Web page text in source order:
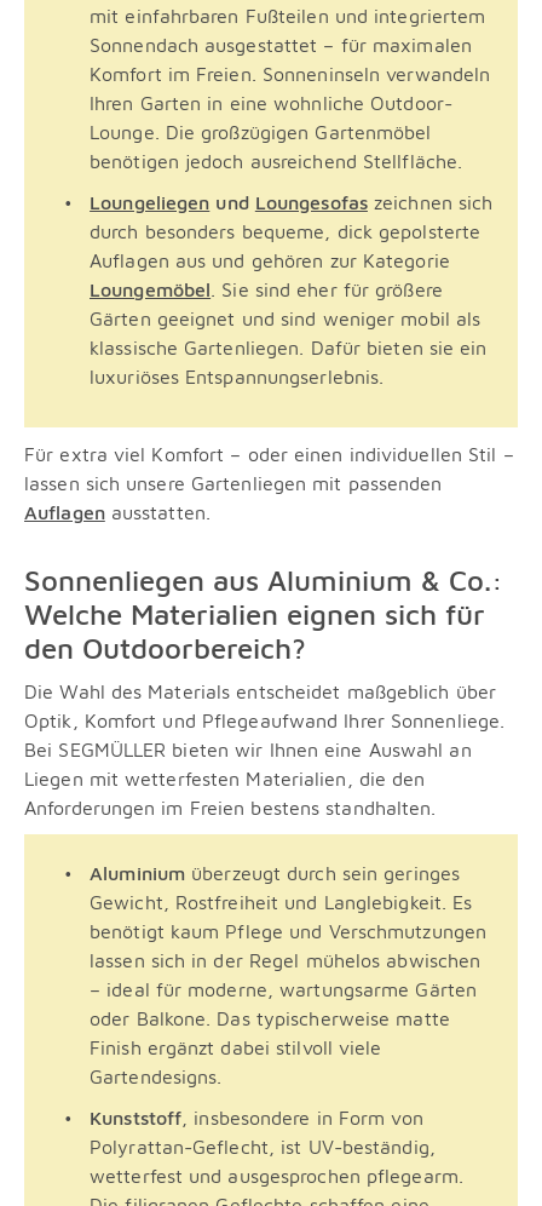
mit einfahrbaren Fußteilen und integriertem
Sonnendach ausgestattet – für maximalen
Komfort im Freien. Sonneninseln verwandeln
Ihren Garten in eine wohnliche Outdoor-
Lounge. Die großzügigen Gartenmöbel
benötigen jedoch ausreichend Stellfläche.
Loungeliegen und Loungesofaszeichnen sich
durch besonders bequeme, dick gepolsterte
Auflagen aus und gehören zur Kategorie
Loungemöbel . Sie sind eher für größere
Gärten geeignet und sind weniger mobil als
klassische Gartenliegen. Dafür bieten sie ein
luxuriöses Entspannungserlebnis.
Für extra viel Komfort – oder einen individuellen Stil –
lassen sich unsere Gartenliegen mit passenden
Auflagen ausstatten.
Sonnenliegen aus Aluminium & Co.:
Welche Materialien eignen sich für
den Outdoorbereich?
Die Wahl des Materials entscheidet maßgeblich über
Optik, Komfort und Pflegeaufwand Ihrer Sonnenliege.
Bei SEGMÜLLER bieten wir Ihnen eine Auswahl an
Liegen mit wetterfesten Materialien, die den
Anforderungen im Freien bestens standhalten.
Aluminium überzeugt durch sein geringes
Gewicht, Rostfreiheit und Langlebigkeit. Es
benötigt kaum Pflege und Verschmutzungen
lassen sich in der Regel mühelos abwischen
– ideal für moderne, wartungsarme Gärten
oder Balkone. Das typischerweise matte
Finish ergänzt dabei stilvoll viele
Gartendesigns.
Kunststoff , insbesondere in Form von
Polyrattan-Geflecht, ist UV-beständig,
wetterfest und ausgesprochen pflegearm.